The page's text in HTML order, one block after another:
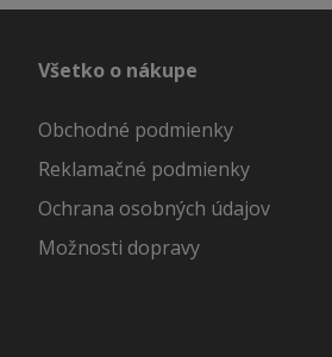
Všetko o nákupe
Obchodné podmienky
Reklamačné podmienky
Ochrana osobných údajov
Možnosti dopravy